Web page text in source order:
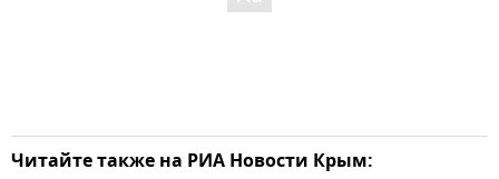
Читайте также на РИА Новости Крым: